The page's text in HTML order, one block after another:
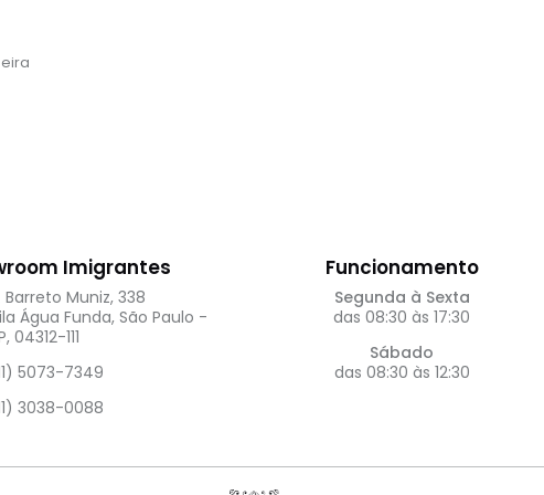
Imigrantes
Barreto Muniz, 338
Água Funda, São Paulo -
04312-111
5073-7349
3038-0088
Funcionamento
Segunda à Sexta
das 08:30 às 17:30
Sábado
das 08:30 às 12:30